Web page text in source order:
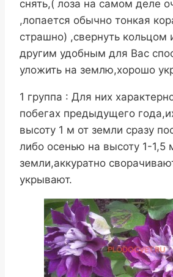
снять,( лоза на самом деле
,лопается обычно тонкая
страшно) ,свернуть
другим удобным для Вас
уложить на землю,хорошо
1 группа : Для них
побегах предыдущего
высоту 1 м от земли сразу
либо осенью на высоту 1-1,5
земли,аккуратно
укрывают.